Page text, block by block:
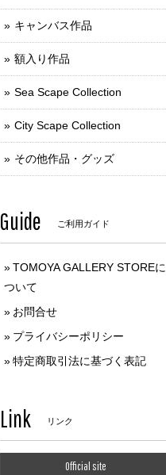
キャンバス作品
額入り作品
Sea Scape Collection
City Scape Collection
その他作品・グッズ
Guide ご利用ガイド
TOMOYA GALLERY STOREに
ついて
お問合せ
プライバシーポリシー
特定商取引法に基づく表記
Link リンク
Official site